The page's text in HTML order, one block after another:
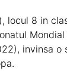
locul 8 in
invinsa